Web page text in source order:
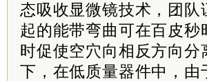
态吸收显微镜技术，团
起的能带弯曲可在百皮
时促使空穴向相反方向
下，在低质量器件中，